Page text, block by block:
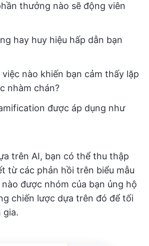
thưởng nào sẽ động viên
hay huy hiệu hấp dẫn bạn
nào khiến bạn cảm thấy lặp
nhàm chán?
được áp dụng như
trên AI, bạn có thể thu thập
từ các phản hồi trên biểu mẫu
được nhóm của bạn ủng hộ
chiến lược dựa trên đó để tối
gia.